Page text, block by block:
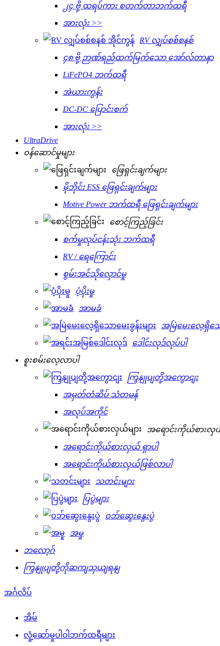
၂၄ ဗို့ ထရပ်ကား စတက်တာဘက်ထရီ
အားလုံး >>
RV လျှပ်စစ်စနစ်
၄၈ ဗို့ ဉာဏ်ရည်ထက်မြက်သော အော်လ်တာနာ
LiFePO4 ဘက်ထရီ
အဲယားကွန်း
DC-DC ပြောင်းစက်
အားလုံး >>
UltraDrive
ဝန်ဆောင်မှုများ
ဖြေရှင်းချက်များ
မိုဘိုင်း ESS ဖြေရှင်းချက်များ
Motive Power ဘက်ထရီ ဖြေရှင်းချက်များ
စောင့်ကြည့်ခြင်း
စက်မှုလုပ်ငန်းသုံး ဘက်ထရီ
RV / ရေကြောင်း
စွမ်းအင်သိုလှောင်မှု
ပံ့ပိုးမှု
အာမခံ
အမြဲမေးလေ့ရှိသေ
ဒေါင်းလုဒ်လုပ်ပါ
စူးစမ်းလေ့လာပါ
ကြှနျုပျတို့အကွောငျး
အမှတ်တံဆိပ် သံတမန်
အလုပ်အကိုင်
အရောင်းကိုယ်စားလှယ်
အရောင်းကိုယ်စားလှယ် ရှာပါ
အရောင်းကိုယ်စားလှယ်ဖြစ်လာပါ
သတင်းများ
ပြပွဲများ
ဝဘ်ဆွေးနွေးပွဲ
အမှု
ဘလော့ဂ်
ကြှနျုပျတို့ကိုဆကျသှယျရနျ
အင်္ဂလိပ်
အိမ်
လှုံ့ဆော်မှုပါဝါဘက်ထရီများ